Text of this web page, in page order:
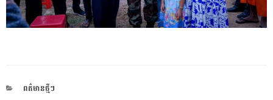
CATEGORIES
ពត៌មានថ្មីៗ